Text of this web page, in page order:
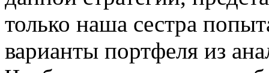
только наша сестра
варианты портфеля из